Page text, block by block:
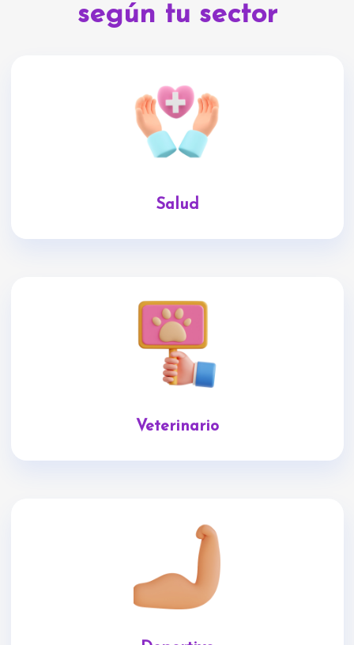
según tu sector
Salud
Veterinario